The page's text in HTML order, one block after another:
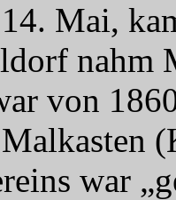
Mai,
nahm
von
war